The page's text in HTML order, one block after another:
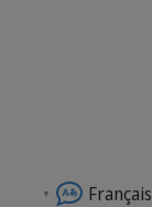
Français